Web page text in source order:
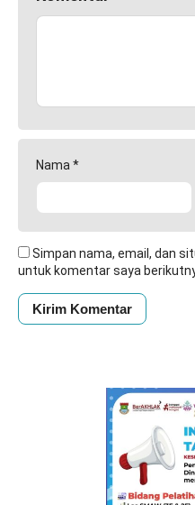
Nama *
Simpan nama, email, dan
untuk komentar saya